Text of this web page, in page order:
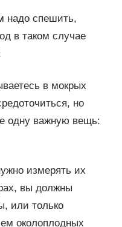
надо спешить,
в таком случае
в мокрых
но
одну важную вещь:
измерять их
вы должны
или только
околоплодных